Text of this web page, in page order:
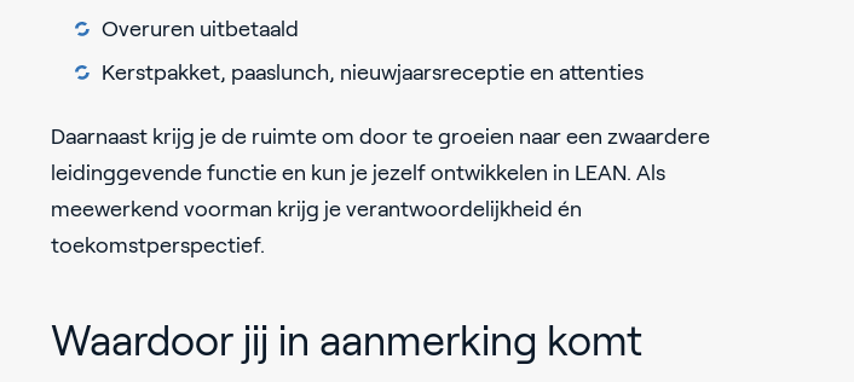
Overuren uitbetaald
Kerstpakket, paaslunch, nieuwjaarsreceptie en attenties
Daarnaast krijg je de ruimte om door te groeien naar een zwaardere
leidinggevende functie en kun je jezelf ontwikkelen in LEAN. Als
meewerkend voorman krijg je verantwoordelijkheid én
toekomstperspectief.
Waardoor jij in aanmerking komt